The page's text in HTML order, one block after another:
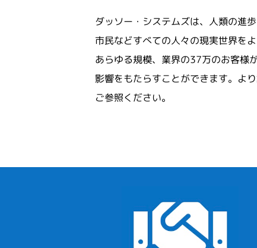
ダッソー・システムズは、人類の進
市民などすべての人々の現実世界を
あらゆる規模、業界の37万のお客様
影響をもたらすことができます。よ
ご参照ください。